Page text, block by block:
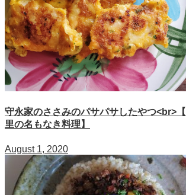
守永家のささみのパサパサしたやつ<br>
里の名もなき料理】
August 1, 2020